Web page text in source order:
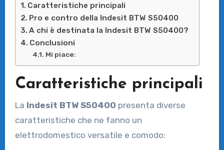
Caratteristiche principali
Pro e contro della Indesit BTW S50400
A chi è destinata la Indesit BTW S50400?
Conclusioni
Mi piace:
Caratteristiche principali
La Indesit BTW S50400 presenta diverse
caratteristiche che ne fanno un
elettrodomestico versatile e comodo: